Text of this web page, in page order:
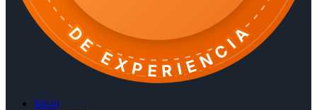
DE EXPERIENCIA
Inicio